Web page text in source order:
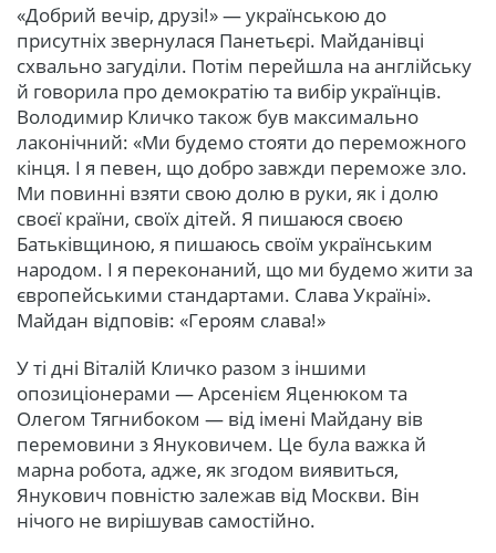
«Добрий вечір, друзі!» — українською до
присутніх звернулася Панетьєрі. Майданівці
схвально загуділи. Потім перейшла на англійську
й говорила про демократію та вибір українців.
Володимир Кличко також був максимально
лаконічний: «Ми будемо стояти до переможного
кінця. І я певен, що добро завжди переможе зло.
Ми повинні взяти свою долю в руки, як і долю
своєї країни, своїх дітей. Я пишаюся своєю
Батьківщиною, я пишаюсь своїм українським
народом. І я переконаний, що ми будемо жити за
європейськими стандартами. Слава Україні».
Майдан відповів: «Героям слава!»
У ті дні Віталій Кличко разом з іншими
опозиціонерами — Арсенієм Яценюком та
Олегом Тягнибоком — від імені Майдану вів
перемовини з Януковичем. Це була важка й
марна робота, адже, як згодом виявиться,
Янукович повністю залежав від Москви. Він
нічого не вирішував самостійно.